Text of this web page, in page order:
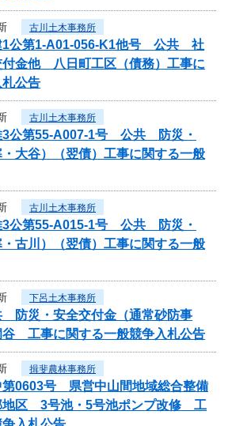
古川土木事務所
1公第1-A01-056-K1他号 公共 社
付金他 八日町工区（債務）工事に
公告
古川土木事務所
3公第55-A007-1号 公共 防災・
大谷）（翌債）工事に関する一般
古川土木事務所
3公第55-A015-1号 公共 防災・
古川）（翌債）工事に関する一般
下呂土木事務所
防災・安全交付金（通常砂防事
谷 工事に関する一般競争入札公告
揖斐農林事務所
第0603号 県営中山間地域総合整備
区 3号池・5号池ポンプ改修 工